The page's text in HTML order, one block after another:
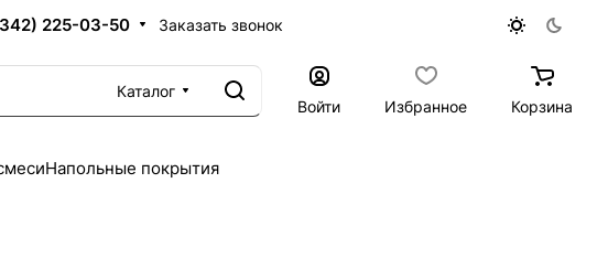
225-03-50 Заказать звонок
Каталог
Войти
Избранное Корзина
Напольные покрытия